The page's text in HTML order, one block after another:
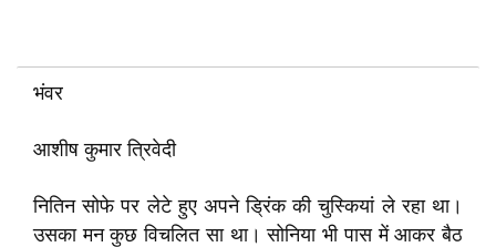
भंवर
आशीष कुमार त्रिवेदी
नितिन सोफे पर लेटे हुए अपने ड्रिंक की चुस्कियां ले रहा था।
उसका मन कुछ विचलित सा था। सोनिया भी पास में आकर बैठ